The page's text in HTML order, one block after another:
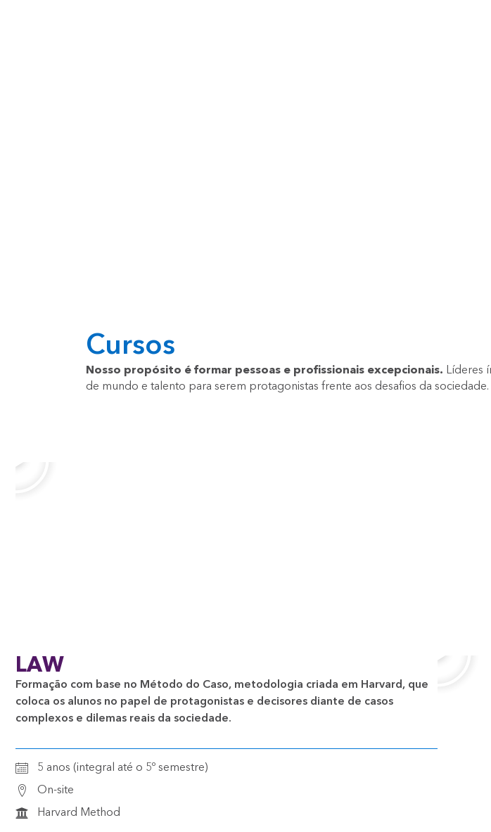
Cursos
Nosso propósito é formar pessoas e profissionais excepcionais. Líderes
de mundo e talento para serem protagonistas frente aos desafios da sociedade.
LAW
Formação com base no Método do Caso, metodologia criada em Harvard, que
coloca os alunos no papel de protagonistas e decisores diante de casos
complexos e dilemas reais da sociedade.
5 anos (integral até o 5º semestre)
On-site
Harvard Method